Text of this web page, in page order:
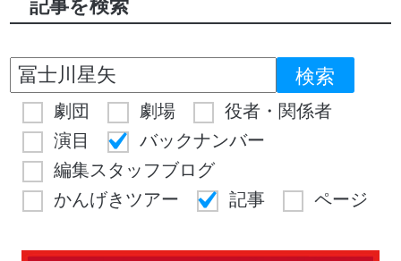
記事を検索
劇団 劇場
役者・関係者
演目
バックナンバー
編集スタッフブログ
かんげきツアー
記事 ページ